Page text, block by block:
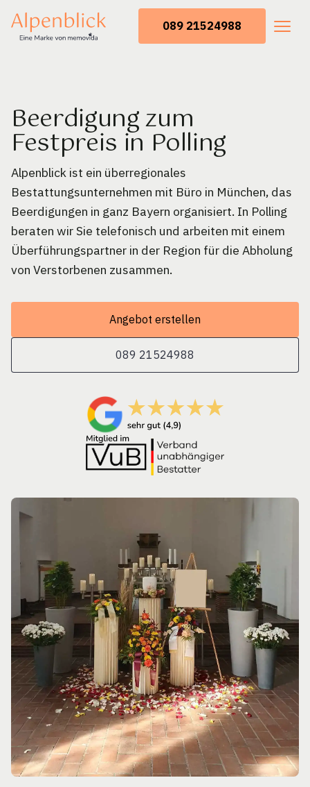
089 21524988
Beerdigung zum
Festpreis in Polling
Alpenblick ist ein überregionales
Bestattungsunternehmen mit Büro in München, das
Beerdigungen in ganz Bayern organisiert. In Polling
beraten wir Sie telefonisch und arbeiten mit einem
Überführungspartner in der Region für die Abholung
von Verstorbenen zusammen.
Angebot erstellen
089 21524988